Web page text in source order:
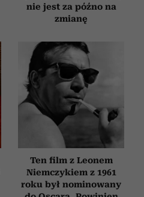
nie jest za późno na
zmianę
Ten film z Leonem
Niemczykiem z 1961
roku był nominowany